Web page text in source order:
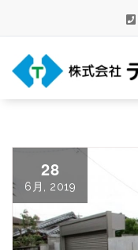
content
三重県名張市の建築事務
28
6月, 2019